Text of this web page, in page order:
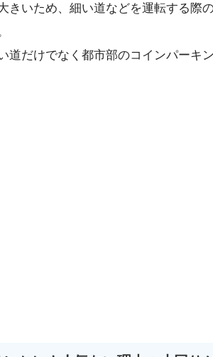
きいため、細い道などを運転する際
道だけでなく都市部のコインパーキ